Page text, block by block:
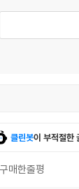
클린봇이 부적절한
구매한줄평